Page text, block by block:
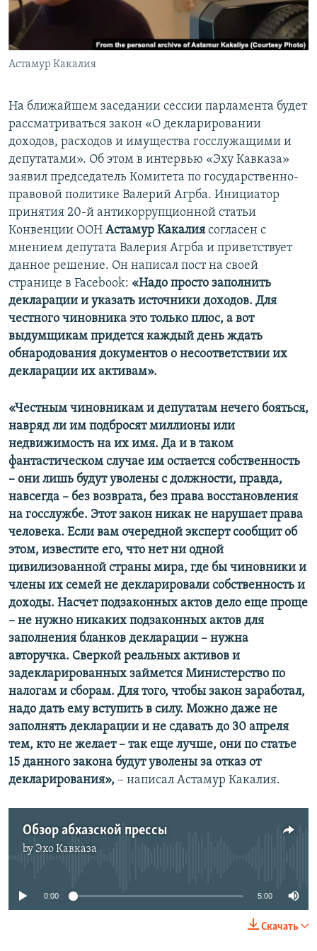
СПОРТ
БЛОГИ
ЧИТАЕМ ПРЕССУ
АРХИВ РАДИОПРОГРАММЫ
Все сайты РСЕ/РС
Астамур Какалия
На ближайшем заседании сессии парламента будет
рассматриваться закон «О декларировании
доходов, расходов и имущества госслужащими и
депутатами». Об этом в интервью «Эху Кавказа»
заявил председатель Комитета по государственно-
правовой политике Валерий Агрба. Инициатор
принятия 20-й антикоррупционной статьи
Конвенции ООН Астамур Какалия согласен с
мнением депутата Валерия Агрба и приветствует
данное решение. Он написал пост на своей
странице в Facebook: «Надо просто заполнить
декларации и указать источники доходов. Для
честного чиновника это только плюс, а вот
выдумщикам придется каждый день ждать
обнародования документов о несоответствии их
декларации их активам».
«Честным чиновникам и депутатам нечего бояться,
навряд ли им подбросят миллионы или
недвижимость на их имя. Да и в таком
фантастическом случае им остается собственность
– они лишь будут уволены с должности, правда,
навсегда – без возврата, без права восстановления
на госслужбе. Этот закон никак не нарушает права
человека. Если вам очередной эксперт сообщит об
этом, известите его, что нет ни одной
цивилизованной страны мира, где бы чиновники и
члены их семей не декларировали собственность и
доходы. Насчет подзаконных актов дело еще проще
– не нужно никаких подзаконных актов для
заполнения бланков декларации – нужна
авторучка. Сверкой реальных активов и
задекларированных займется Министерство по
налогам и сборам. Для того, чтобы закон заработал,
надо дать ему вступить в силу. Можно даже не
заполнять декларации и не сдавать до 30 апреля
тем, кто не желает – так еще лучше, они по статье
15 данного закона будут уволены за отказ от
декларирования», – написал Астамур Какалия.
Обзор абхазской прессы
by Эхо Кавказа
0:00 5:00
Скачать